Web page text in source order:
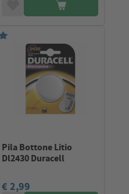
Pila Bottone Litio
Dl2430 Duracell
€ 2,99